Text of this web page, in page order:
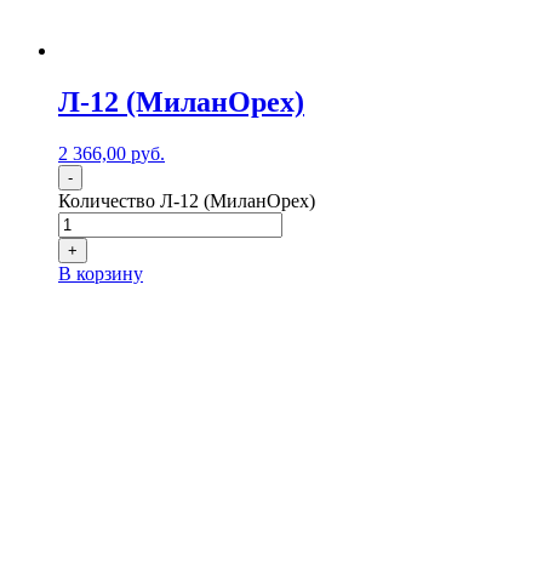
Л-12 (МиланОрех)
2 366,00 руб.
-
Количество Л-12 (МиланОрех)
+
В корзину